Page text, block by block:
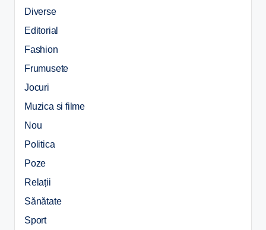
Diverse
Editorial
Fashion
Frumusete
Jocuri
Muzica si filme
Nou
Politica
Poze
Relații
Sănătate
Sport